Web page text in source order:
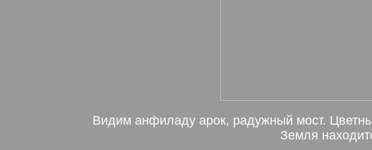
Видим анфиладу арок, радужный мост.
Земля